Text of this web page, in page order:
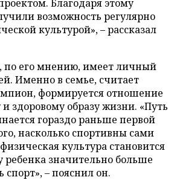
Благодаря этому
возможность регулярно
культурой», – рассказал
по его мнению, имеет личный
Именно в семье, считает
формируется отношение
здоровому образу жизни. «Путь
гораздо раньше первой
насколько спортивны сами
культура становится
ребенка значительно больше
– пояснил он.